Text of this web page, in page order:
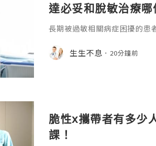
達必妥和脫敏治療哪
長期被過敏相關病症困擾的患
式，卻很少有回復寫清它們
通過分維度的清晰對比就能得
生生不息 20分鐘前
脆性x攜帶者有多少
課！